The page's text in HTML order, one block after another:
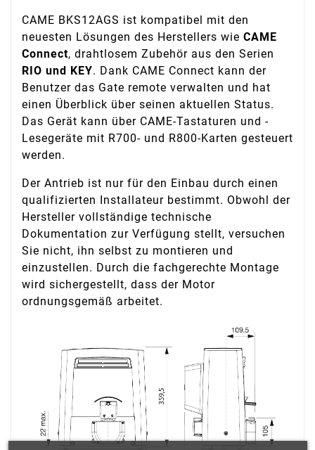
CAME BKS12AGS ist kompatibel mit den
neuesten Lösungen des Herstellers wie CAME
Connect, drahtlosem Zubehör aus den Serien
RIO und KEY. Dank CAME Connect kann der
Benutzer das Gate remote verwalten und hat
einen Überblick über seinen aktuellen Status.
Das Gerät kann über CAME-Tastaturen und -
Lesegeräte mit R700- und R800-Karten gesteuert
werden.
Der Antrieb ist nur für den Einbau durch einen
qualifizierten Installateur bestimmt. Obwohl der
Hersteller vollständige technische
Dokumentation zur Verfügung stellt, versuchen
Sie nicht, ihn selbst zu montieren und
einzustellen. Durch die fachgerechte Montage
wird sichergestellt, dass der Motor
ordnungsgemäß arbeitet.